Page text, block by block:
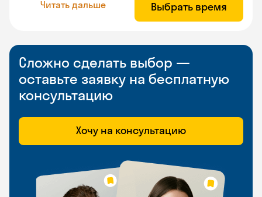
Читать дальше Выбрать время
Сложно сделать выбор —
оставьте заявку на бесплатную
консультацию
Хочу на консультацию